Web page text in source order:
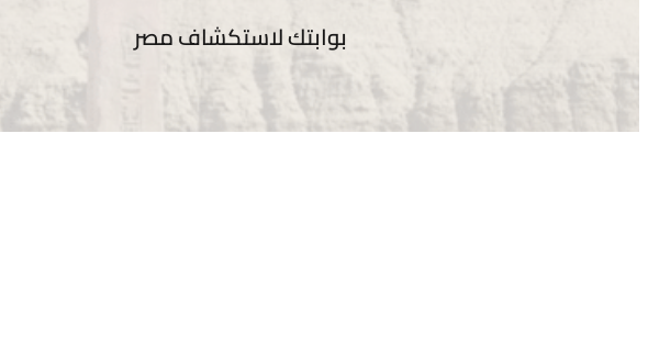
بوابتك لاستكشاف مصر